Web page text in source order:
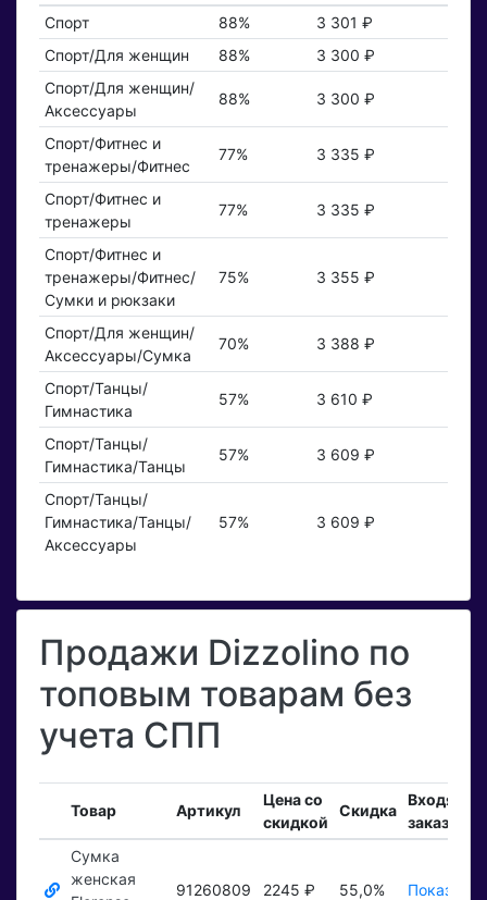
Спорт 88%
3 301 ₽
Спорт/Для женщин
88%
3 300 ₽
Спорт/Для женщин/
Аксессуары
88% 3 300 ₽
Спорт/Фитнес и
тренажеры/Фитнес
77% 3 335 ₽
Спорт/Фитнес и
тренажеры
77% 3 335 ₽
Спорт/Фитнес и
тренажеры/Фитнес/
Сумки и рюкзаки
75% 3 355 ₽
Спорт/Для женщин/
Аксессуары/Сумка
70% 3 388 ₽
Спорт/Танцы/
Гимнастика
57% 3 610 ₽
Спорт/Танцы/
Гимнастика/Танцы
57% 3 609 ₽
Спорт/Танцы/
Гимнастика/Танцы/
Аксессуары
57% 3 609 ₽
Продажи Dizzolino по
топовым товарам без
учета СПП
Товар Артикул
Цена со
скидкой
Скидка
Входящие
заказы
Сумка
женская
91260809 2245 ₽ 55,0% Показать